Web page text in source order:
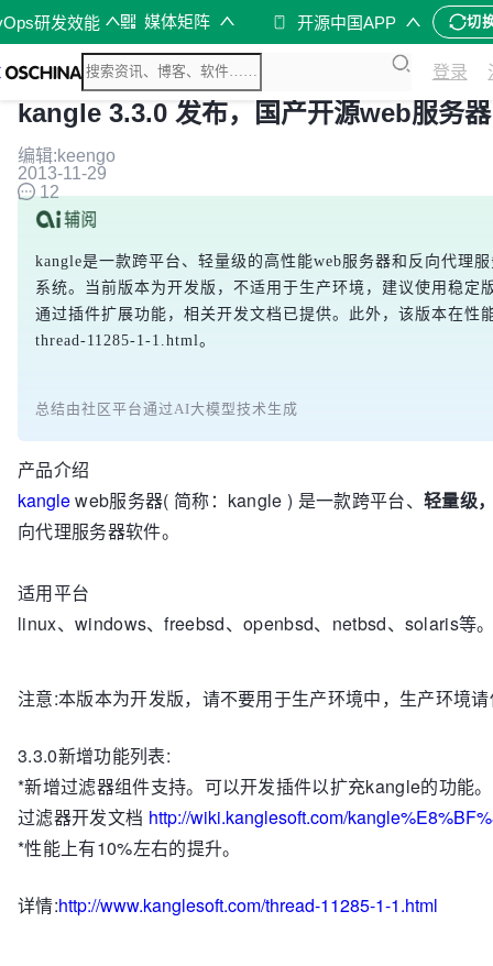
研发效能 媒体矩阵 开源中国APP 切
登录
kangle 3.3.0 发布，国产开源web服务器
编辑:keengo
2013-11-29
12
kangle是一款跨平台、轻量级的高性能web服务器和反向代理
系统。当前版本为开发版，不适用于生产环境，建议使用稳定
通过插件扩展功能，相关开发文档已提供。此外，该版本在性
thread-11285-1-1.html。
总结由社区平台通过AI大模型技术生成
产品介绍
kangleweb服务器( 简称：kangle ) 是一款跨平台、 轻量级
向代理服务器软件。
适用平台
linux、windows、freebsd、openbsd、netbsd、solaris等
注意:本版本为开发版，请不要用于生产环境中，生产环境
3.3.0新增功能列表:
*新增过滤器组件支持。可以开发插件以扩充kangle的功能。
过滤器开发文档 http://wiki.kanglesoft.com/
*性能上有10%左右的提升。
详情:http://www.kanglesoft.com/thread-11285-1-1.html